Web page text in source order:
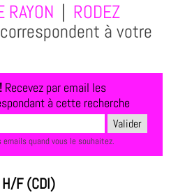
RAYON
RODEZ
à votre
Recevez par email les
à cette recherche
quand vous le souhaitez.
F (CDI)